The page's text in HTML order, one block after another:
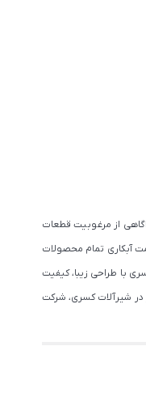
از مرغوبیت قطعات
آبکاری تمام محصولات
با طراحی زیبا، کیفیت
در شیرآلات کسری، شرکت